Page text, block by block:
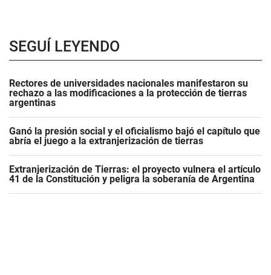
SEGUÍ LEYENDO
Rectores de universidades nacionales manifestaron su
rechazo a las modificaciones a la protección de tierras
argentinas
Ganó la presión social y el oficialismo bajó el capítulo que
abría el juego a la extranjerización de tierras
Extranjerización de Tierras: el proyecto vulnera el artículo
41 de la Constitución y peligra la soberanía de Argentina